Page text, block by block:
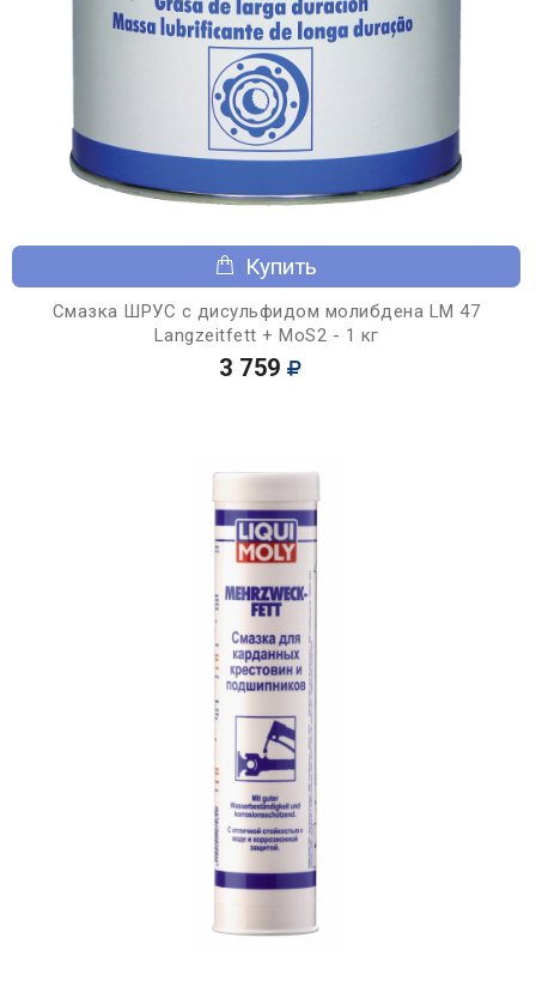
Купить
Смазка ШРУС с дисульфидом молибдена LM 47
Langzeitfett + MoS2 - 1 кг
3 759